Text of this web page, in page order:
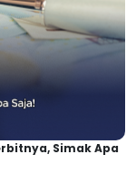
Simak Apa